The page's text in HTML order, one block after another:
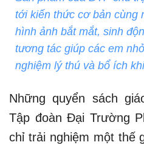
tới kiến thức cơ bản cùng
hình ảnh bắt mắt, sinh
tương tác giúp các em
nghiệm lý thú và bổ ích
Những quyển sách
Tập đoàn Đại Trường
chỉ trải nghiệm một thế